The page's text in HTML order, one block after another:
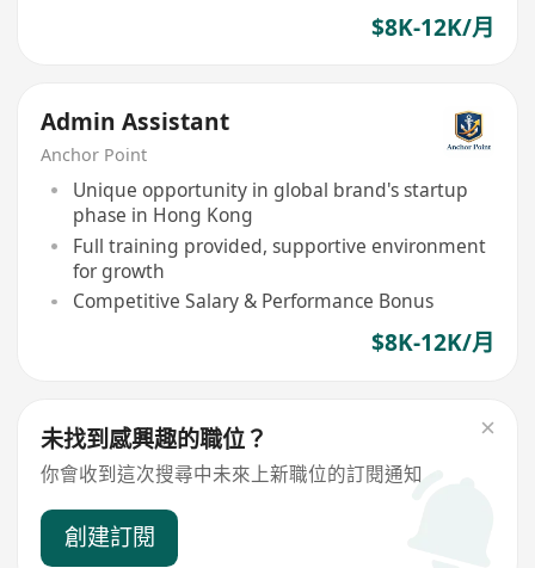
$8K-12K/月
Admin Assistant
Anchor Point
Unique opportunity in global brand's startup
phase in Hong Kong
Full training provided, supportive environment
for growth
Competitive Salary & Performance Bonus
$8K-12K/月
未找到感興趣的職位？
你會收到這次搜尋中未來上新職位的訂閱通知
創建訂閱